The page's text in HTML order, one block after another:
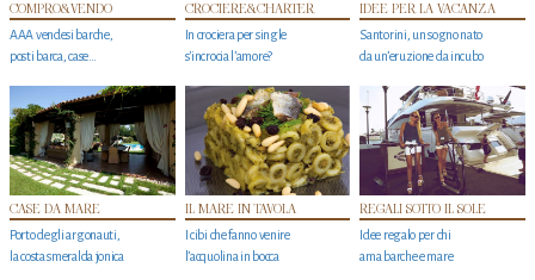
COMPRO&VENDO
AAA vendesi barche,
posti barca, case…
CROCIERE&CHARTER
In crociera per single
s'incrocia l’amore?
IDEE PER LA VACANZA
Santorini, un sogno nato
da un’eruzione da incubo
CASE DA MARE
Porto degli argonauti,
la costa smeralda jonica
IL MARE IN TAVOLA
I cibi che fanno venire
l’acquolina in bocca
REGALI SOTTO IL SOLE
Idee regalo per chi
ama barche e mare